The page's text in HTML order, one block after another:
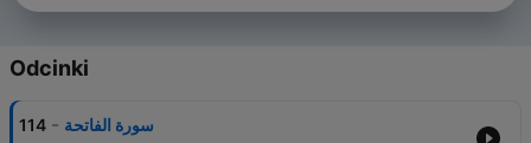
Odcinki
114 - سورة الفاتحة